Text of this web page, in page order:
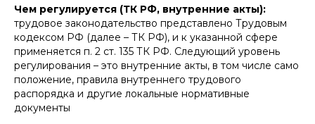
Чем регулируется (ТК РФ, внутренние акты):
трудовое законодательство представлено Трудовым
кодексом РФ (далее – ТК РФ), и к указанной сфере
применяется п. 2 ст. 135 ТК РФ. Следующий уровень
регулирования – это внутренние акты, в том числе само
положение, правила внутреннего трудового
распорядка и другие локальные нормативные
документы